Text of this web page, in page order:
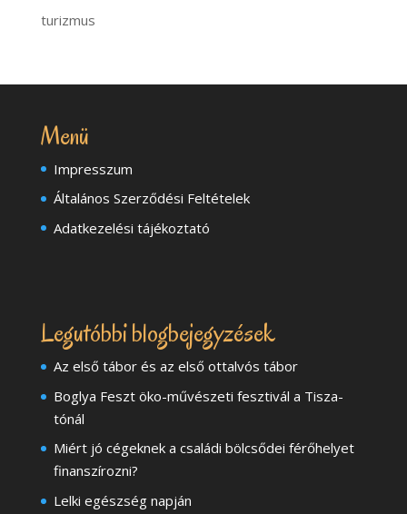
turizmus
Menü
Impresszum
Általános Szerződési Feltételek
Adatkezelési tájékoztató
Legutóbbi blogbejegyzések
Az első tábor és az első ottalvós tábor
Boglya Feszt öko-művészeti fesztivál a Tisza-
tónál
Miért jó cégeknek a családi bölcsődei férőhelyet
finanszírozni?
Lelki egészség napján